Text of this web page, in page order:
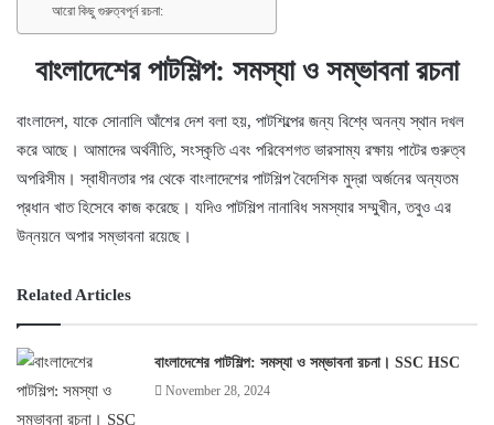
আরো কিছু গুরুত্বপূর্ন রচনা:
বাংলাদেশের পাটশিল্প: সমস্যা ও সম্ভাবনা রচনা
বাংলাদেশ, যাকে সোনালি আঁশের দেশ বলা হয়, পাটশিল্পের জন্য বিশ্বে অনন্য স্থান দখল
করে আছে। আমাদের অর্থনীতি, সংস্কৃতি এবং পরিবেশগত ভারসাম্য রক্ষায় পাটের গুরুত্ব
অপরিসীম। স্বাধীনতার পর থেকে বাংলাদেশের পাটশিল্প বৈদেশিক মুদ্রা অর্জনের অন্যতম
প্রধান খাত হিসেবে কাজ করেছে। যদিও পাটশিল্প নানাবিধ সমস্যার সম্মুখীন, তবুও এর
উন্নয়নে অপার সম্ভাবনা রয়েছে।
Related Articles
বাংলাদেশের পাটশিল্প: সমস্যা ও সম্ভাবনা রচনা। SSC HSC
November 28, 2024